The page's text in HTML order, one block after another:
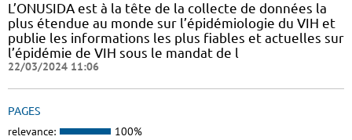
L’ONUSIDA est à la tête de la collecte de données la
plus étendue au monde sur l’épidémiologie du VIH et
publie les informations les plus fiables et actuelles sur
l’épidémie de VIH sous le mandat de l
22/03/2024 11:06
PAGES
relevance: 100%